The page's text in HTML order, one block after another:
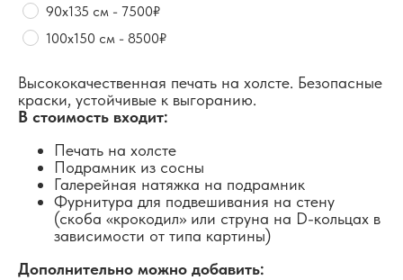
90х135 см - 7500₽
100х150 см - 8500₽
Высококачественная печать на холсте. Безопасные
краски, устойчивые к выгоранию.
В стоимость входит:
Печать на холсте
Подрамник из сосны
Галерейная натяжка на подрамник
Фурнитура для подвешивания на стену
(скоба «крокодил» или струна на D-кольцах в
зависимости от типа картины)
Дополнительно можно добавить: